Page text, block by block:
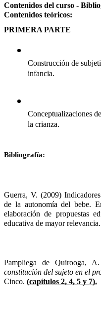
Contenidos del curso -
Contenidos teóricos:
PRIMERA PARTE
Construcción de
infancia.
Conceptualizaciones
la crianza.
Bibliografía:
Guerra, V. (2009)
de la autonomía del bebe.
elaboración de propuestas
educativa de mayor
Pampliega de Quirooga,
constitución del sujeto en el
Cinco. (capítulos 2, 4, 5 y 7).